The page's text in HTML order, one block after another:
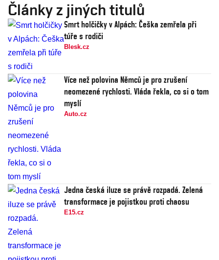
Články z jiných titulů
Smrt holčičky v Alpách: Češka zemřela při
túře s rodiči
Blesk.cz
Více než polovina Němců je pro zrušení
neomezené rychlosti. Vláda řekla, co si o tom
myslí
Auto.cz
Jedna česká iluze se právě rozpadá. Zelená
transformace je pojistkou proti chaosu
E15.cz